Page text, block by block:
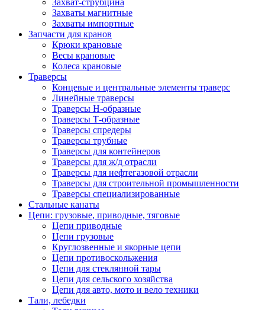
Захват-струбцина
Захваты магнитные
Захваты импортные
Запчасти для кранов
Крюки крановые
Весы крановые
Колеса крановые
Траверсы
Концевые и центральные элементы траверс
Линейные траверсы
Траверсы Н-образные
Траверсы Т-образные
Траверсы спредеры
Траверсы трубные
Траверсы для контейнеров
Траверсы для ж/д отрасли
Траверсы для нефтегазовой отрасли
Траверсы для строительной промышленности
Траверсы специализированные
Стальные канаты
Цепи: грузовые, приводные, тяговые
Цепи приводные
Цепи грузовые
Круглозвенные и якорные цепи
Цепи противоскольжения
Цепи для стеклянной тары
Цепи для сельского хозяйства
Цепи для авто, мото и вело техники
Тали, лебедки